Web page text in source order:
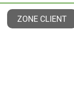
ZONE CLIENT